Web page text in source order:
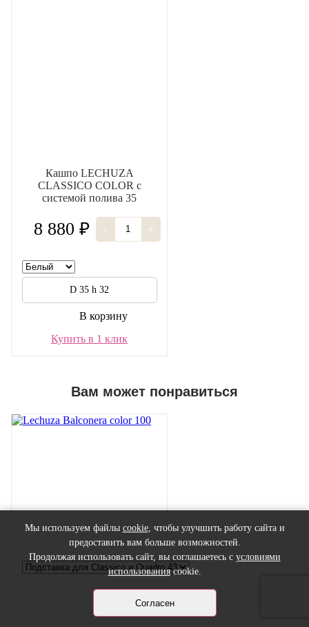
Кашпо LECHUZA
CLASSICO COLOR с
системой полива 35
8 880 ₽ - +
D 35 h 32
В корзину
Купить в 1 клик
Вам может понравиться
Мы используем файлы cookie, чтобы улучшить работу сайта и
предоставить вам больше возможностей.
Продолжая использовать сайт, вы соглашаетесь с условиями
использованияcookie.
Согласен